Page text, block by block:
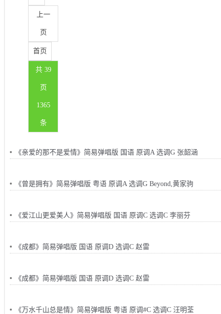
上一
页
首页
共 39
页
1365
条
《亲爱的那不是爱情》简易弹唱版 国语 原调A 选调G 张韶涵
《曾是拥有》简易弹唱版 粤语 原调A 选调G Beyond,黄家驹
《爱江山更爱美人》简易弹唱版 国语 原调C 选调C 李丽芬
《成都》简易弹唱版 国语 原调D 选调C 赵雷
《成都》简易弹唱版 国语 原调D 选调C 赵雷
《万水千山总是情》简易弹唱版 粤语 原调#C 选调C 汪明荃